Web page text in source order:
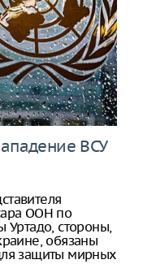
ВСУ
ООН по
стороны,
обязаны
защиты мирных